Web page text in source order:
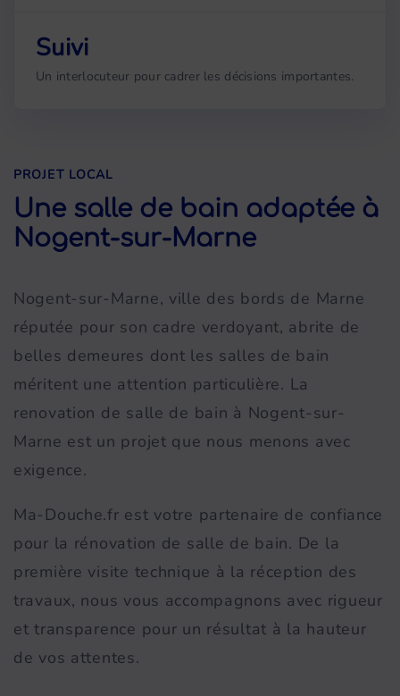
Suivi
Un interlocuteur pour cadrer les décisions importantes.
PROJET LOCAL
Une salle de bain adaptée à
Nogent-sur-Marne
Nogent-sur-Marne, ville des bords de Marne
réputée pour son cadre verdoyant, abrite de
belles demeures dont les salles de bain
méritent une attention particulière. La
renovation de salle de bain à Nogent-sur-
Marne est un projet que nous menons avec
exigence.
Ma-Douche.fr est votre partenaire de confiance
pour la rénovation de salle de bain. De la
première visite technique à la réception des
travaux, nous vous accompagnons avec rigueur
et transparence pour un résultat à la hauteur
de vos attentes.